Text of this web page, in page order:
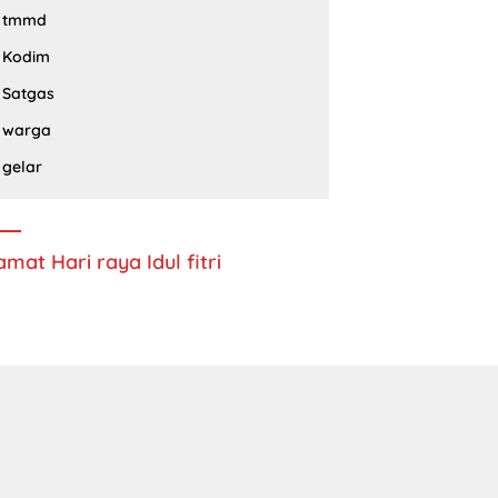
tmmd
Kodim
Satgas
warga
gelar
Hari raya Idul fitri